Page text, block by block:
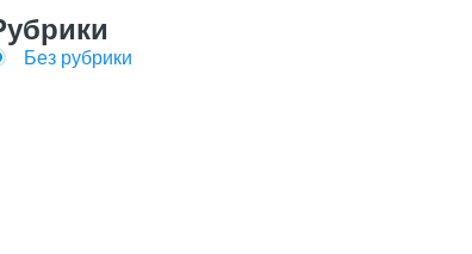
Без рубрики